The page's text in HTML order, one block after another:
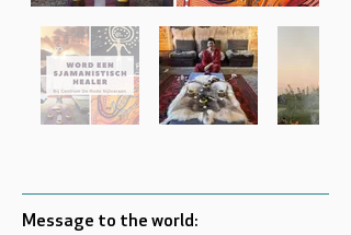
Message to the world: